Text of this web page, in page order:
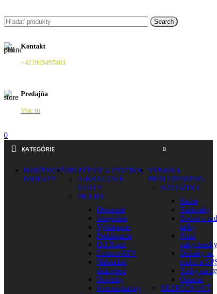
Search
Kontakt
+421903497403
Predajňa
Viac tu
0
KATEGÓRIE
DARČEKOVÉ
POUKAZY
OBLEČENIE A VÝSTROJ
AIRBAGOVÉ
VESTY
PRILBY
Otvorené
Integrálne
Vyklápacie
Preklápacie
Off Road
Enduro/ATV
Náhradné
sklá-plexi
Doplnky
Komunikátory
VÝBAVA A
PRÍSLUŠENSTVO
BATOŽINA
Kufre
Tankvaky
Bočné a
tašky
Pitné
vaky/batohy
Držiaky na
mobil a
Tašky na
Ostatné
BEZPEČNOSŤ